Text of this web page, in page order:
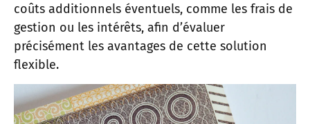
coûts additionnels éventuels, comme les frais de
gestion ou les intérêts, afin d’évaluer
précisément les avantages de cette solution
flexible.